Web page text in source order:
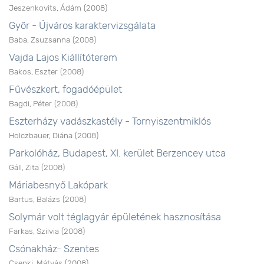
Jeszenkovits, Ádám (2008)
Győr - Újváros karaktervizsgálata
Baba, Zsuzsanna (2008)
Vajda Lajos Kiállítóterem
Bakos, Eszter (2008)
Fűvészkert, fogadóépület
Bagdi, Péter (2008)
Eszterházy vadászkastély - Tornyiszentmiklós
Holczbauer, Diána (2008)
Parkolóház, Budapest, XI. kerület Berzencey utca
Gáll, Zita (2008)
Máriabesnyő Lakópark
Bartus, Balázs (2008)
Solymár volt téglagyár épületének hasznosítása
Farkas, Szilvia (2008)
Csónakház- Szentes